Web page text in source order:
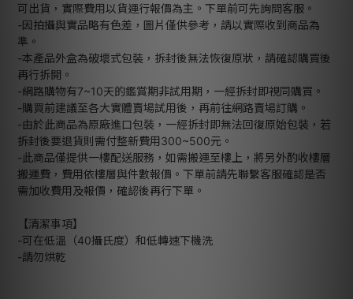
可出貨，實際費用以貨運行報價為主。下單前可先詢問客服。
-因拍攝與實品略有色差，圖片僅供參考，請以實際收到商品為
準。
-本產品外盒為破壞式包裝，拆封後無法恢復原狀，請確認購買後
再行拆開。
-網路購物有7~10天的鑑賞期非試用期，一經拆封即視同購買。
-購買前建議至各大實體賣場試用後，再前往網路賣場訂購。
-由於此商品為原廠進口包裝，一經拆封即無法回復原始包裝，若
拆封後要退貨則需付整新費用300~500元。
-此商品僅提供一樓配送服務，如需搬運至樓上，將另外酌收樓層
搬運費，費用依樓層與件數報價。下單前請先聯繫客服確認是否
需加收費用及報價，確認後再行下單。
【清潔事項】
-可在低溫（40攝氏度）和低轉速下機洗
-請勿烘乾